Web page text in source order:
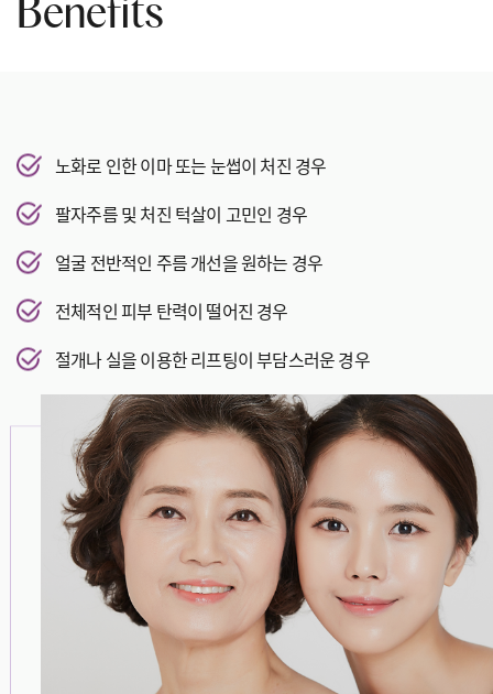
Benefits
노화로 인한 이마 또는 눈썹이 처진 경우
팔자주름 및 처진 턱살이 고민인 경우
얼굴 전반적인 주름 개선을 원하는 경우
전체적인 피부 탄력이 떨어진 경우
절개나 실을 이용한 리프팅이 부담스러운 경우